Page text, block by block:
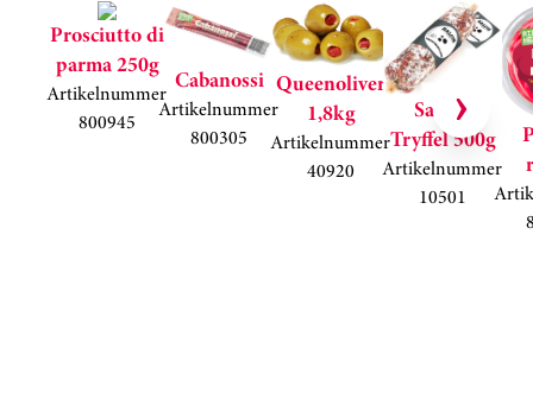
Hoppa över kortkarusell
Prosciutto di
parma 250g
Artikelnummer
800945
Cabanossi
Artikelnummer
800305
Queenoliver
1,8kg
Artikelnummer
40920
Salami
Tryffel 500g
Artikelnummer
10501